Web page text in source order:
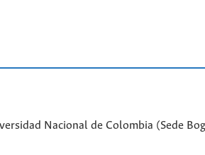
Nacional de Colombia (Sede